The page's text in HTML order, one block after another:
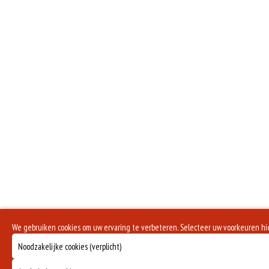
We gebruiken cookies om uw ervaring te verbeteren. Selecteer uw voorkeuren
Noodzakelijke cookies (verplicht)